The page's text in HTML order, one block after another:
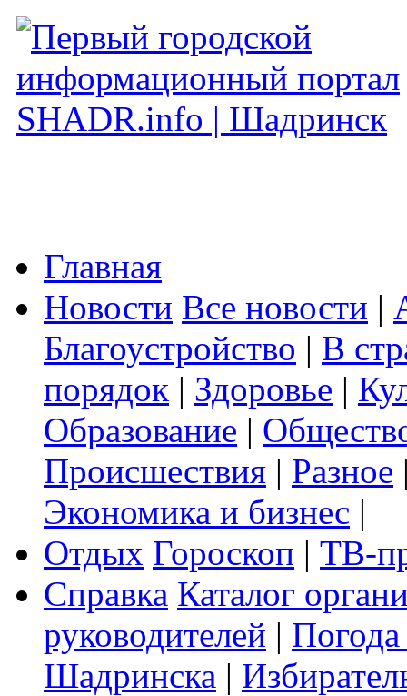
Главная
Новости Все новости |
Благоустройство | В
порядок | Здоровье |
Образование |
Происшествия | Разное
Экономика и бизнес |
Отдых Гороскоп | ТВ-
Справка Каталог
руководителей |
Шадринска |